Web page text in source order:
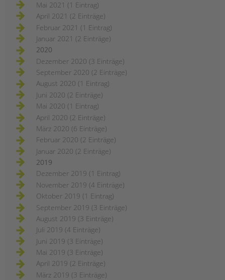
Mai 2021 (1 Eintrag)
April 2021 (2 Einträge)
Februar 2021 (1 Eintrag)
Januar 2021 (2 Einträge)
2020
Dezember 2020 (3 Einträge)
September 2020 (2 Einträge)
August 2020 (1 Eintrag)
Juni 2020 (2 Einträge)
Mai 2020 (1 Eintrag)
April 2020 (2 Einträge)
März 2020 (6 Einträge)
Februar 2020 (2 Einträge)
Januar 2020 (2 Einträge)
2019
Dezember 2019 (1 Eintrag)
November 2019 (4 Einträge)
Oktober 2019 (1 Eintrag)
September 2019 (3 Einträge)
August 2019 (3 Einträge)
Juli 2019 (4 Einträge)
Juni 2019 (3 Einträge)
Mai 2019 (3 Einträge)
April 2019 (2 Einträge)
März 2019 (3 Einträge)